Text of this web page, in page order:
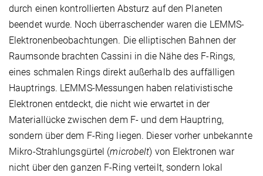
durch einen kontrollierten Absturz auf den Planeten
beendet wurde. Noch überraschender waren die LEMMS-
Elektronenbeobachtungen. Die elliptischen Bahnen der
Raumsonde brachten Cassini in die Nähe des F-Rings,
eines schmalen Rings direkt außerhalb des auffälligen
Hauptrings. LEMMS-Messungen haben relativistische
Elektronen entdeckt, die nicht wie erwartet in der
Materiallücke zwischen dem F- und dem Hauptring,
sondern über dem F-Ring liegen. Dieser vorher unbekannte
Mikro-Strahlungsgürtel (microbelt) von Elektronen war
nicht über den ganzen F-Ring verteilt, sondern lokal